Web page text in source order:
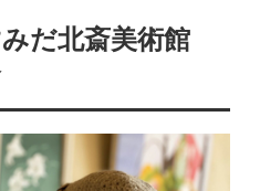
だ北斎美術館